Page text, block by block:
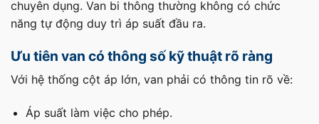
chuyên dụng. Van bi thông thường không có chức
năng tự động duy trì áp suất đầu ra.
Ưu tiên van có thông số kỹ thuật rõ ràng
Với hệ thống cột áp lớn, van phải có thông tin rõ về:
Áp suất làm việc cho phép.